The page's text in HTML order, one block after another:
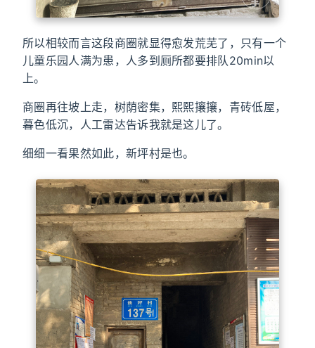
所以相较而言这段商圈就显得愈发荒芜了，只有一个
儿童乐园人满为患，人多到厕所都要排队20min以
上。
商圈再往坡上走，树荫密集，熙熙攘攘，青砖低屋，
暮色低沉，人工雷达告诉我就是这儿了。
细细一看果然如此，新坪村是也。